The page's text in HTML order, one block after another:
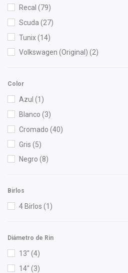
Recal (79)
Scuda (27)
Tunix(14)
Volkswagen (Original) (2)
Color
Azul (1)
Blanco (3)
Cromado (40)
Gris (5)
Negro (8)
Birlos
4 Birlos (1)
Diámetro de Rin
13" (4)
14" (3)